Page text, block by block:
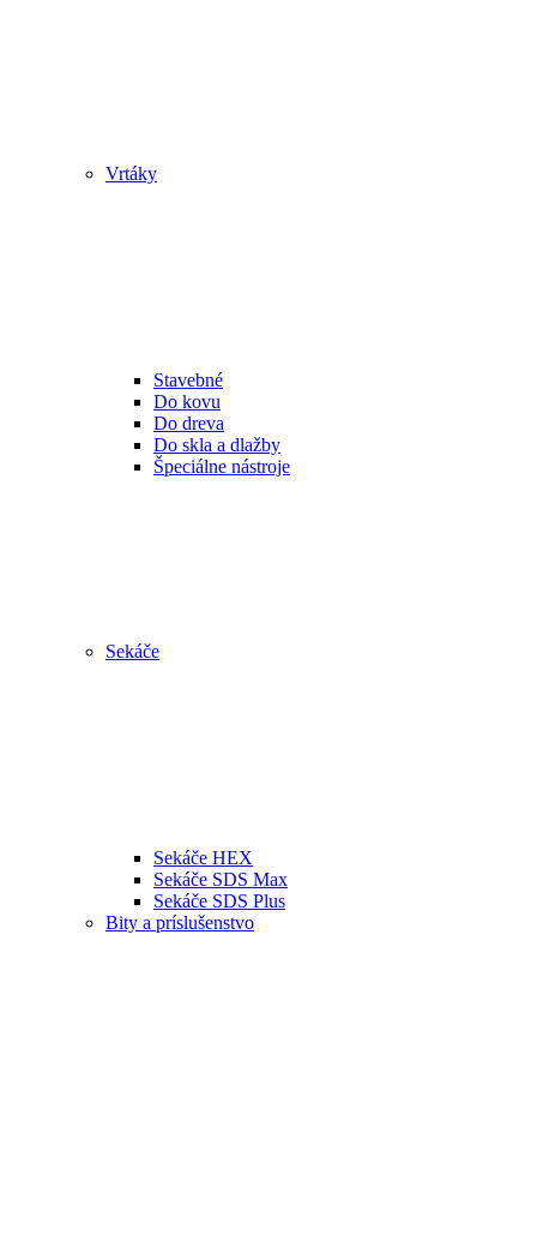
Vrtáky
Stavebné
Do kovu
Do dreva
Do skla a dlažby
Špeciálne nástroje
Sekáče
Sekáče HEX
Sekáče SDS Max
Sekáče SDS Plus
Bity a príslušenstvo